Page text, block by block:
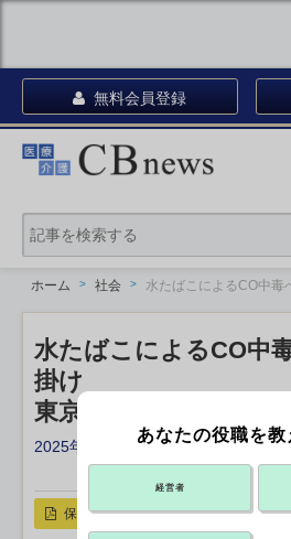
無料会員登録
ホーム 社会 水たばこによるCO中毒
水たばこによるCO中
掛け
東京都、使用者の周り
2025年03月24日 10:00
リンクをコピー
保存
あなたの役職を
経営者